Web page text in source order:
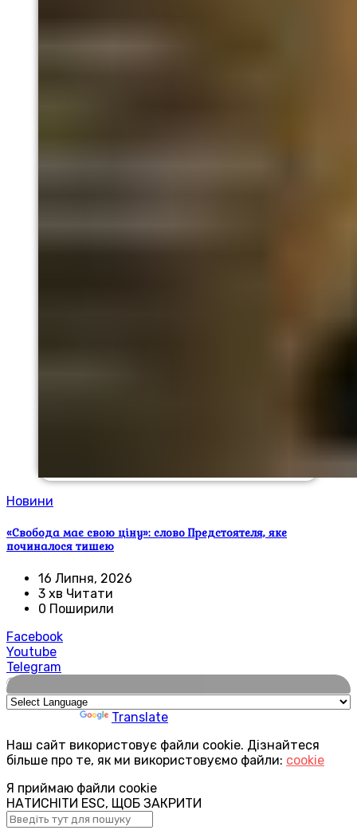
Новини
«Свобода має свою ціну»: слово Предстоятеля, яке
починалося тишею
16 Липня, 2026
3 хв Читати
0 Поширили
Facebook
Youtube
Telegram
🌍
Translate
Наш сайт використовує файли cookie. Дізнайтеся
більше про те, як ми використовуємо файли: cookie
Я приймаю файли cookie
НАТИСНІТИ ESC, ЩОБ ЗАКРИТИ